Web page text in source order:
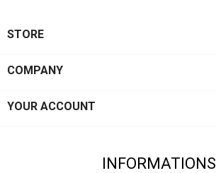
STORE
COMPANY
YOUR ACCOUNT
INFORMATIONS